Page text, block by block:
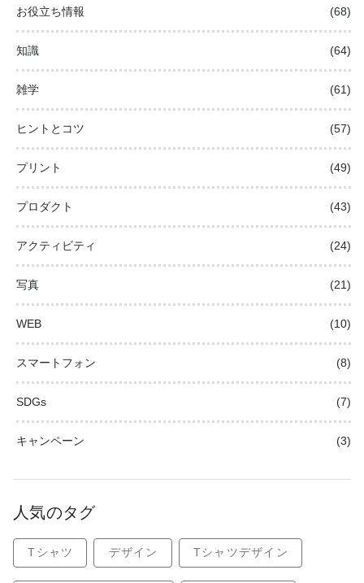
お役立ち情報 (68)
知識 (64)
雑学 (61)
ヒントとコツ (57)
プリント (49)
プロダクト (43)
アクティビティ (24)
写真 (21)
WEB (10)
スマートフォン (8)
SDGs (7)
キャンペーン (3)
人気のタグ
Tシャツ デザイン Tシャツデザイン